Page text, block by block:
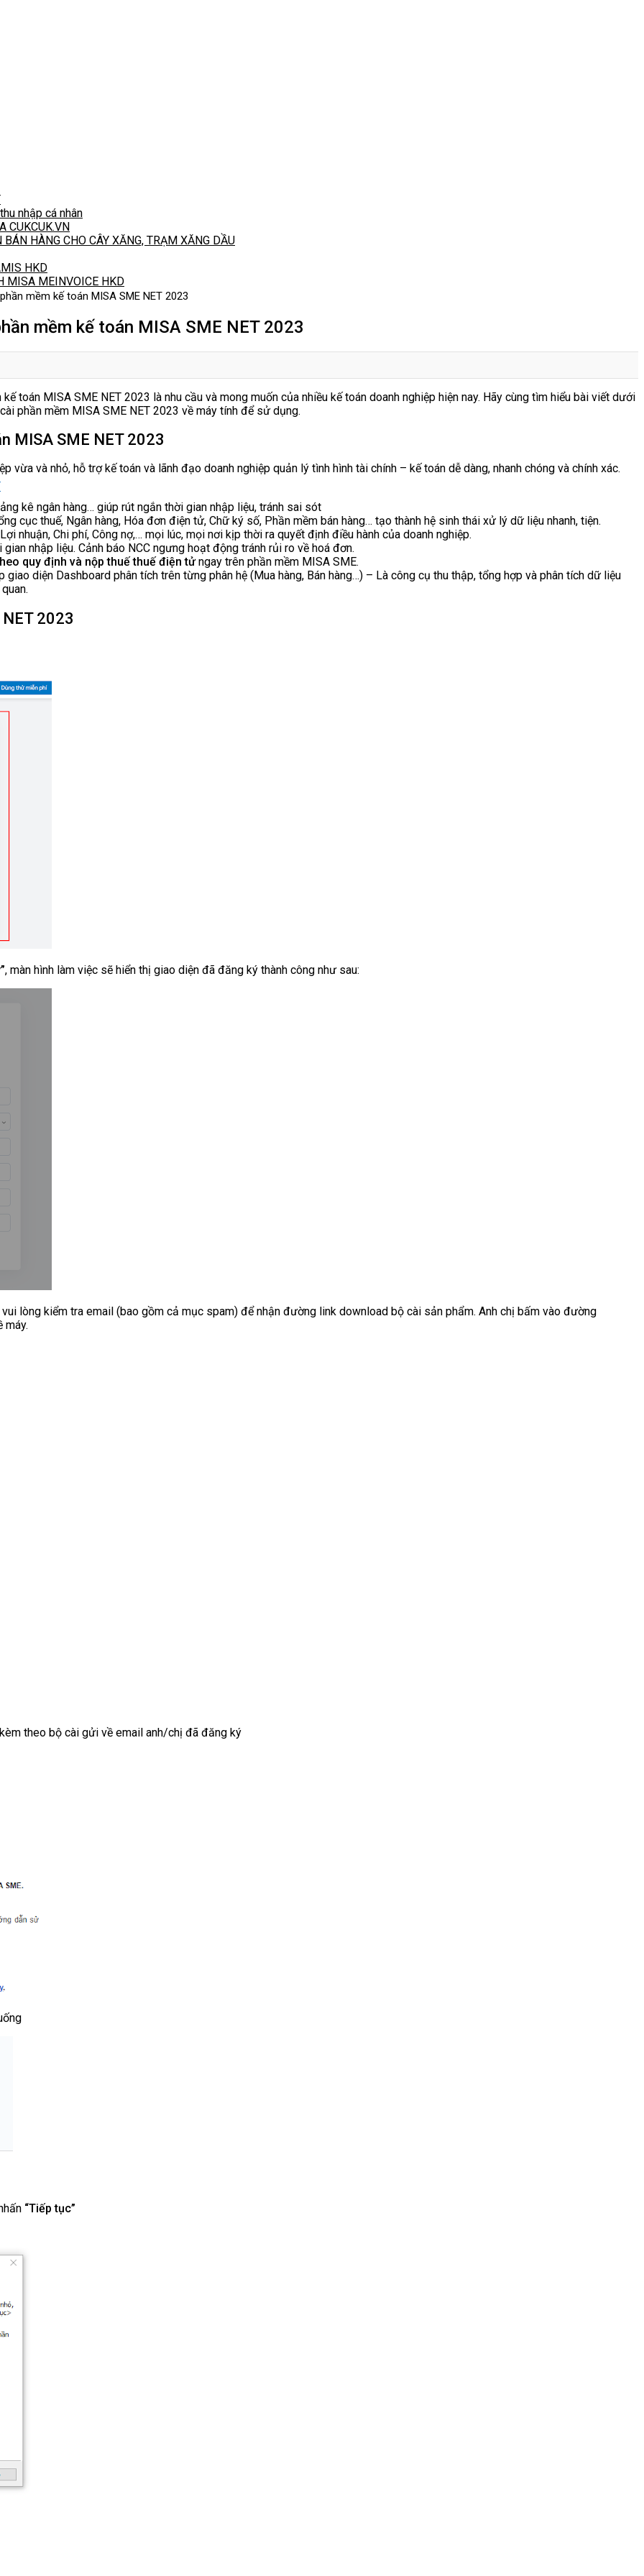
nhập cá nhân
CUKCUK.VN
HÀNG CHO CÂY XĂNG, TRẠM XĂNG DẦU
HKD
MISA MEINVOICE HKD
mềm kế toán MISA SME NET 2023
mềm kế toán MISA SME NET 2023
toán MISA SME NET 2023 là nhu cầu và mong muốn của nhiều kế toán doanh nghiệp hiện nay. Hãy cùng tìm hiểu bài viết dưới
phần mềm MISA SME NET 2023 về máy tính để sử dụng.
MISA SME NET 2023
vừa và nhỏ, hỗ trợ kế toán và lãnh đạo doanh nghiệp quản lý tình hình tài chính – kế toán dễ dàng, nhanh chóng và chính xác.
kê ngân hàng… giúp rút ngắn thời gian nhập liệu, tránh sai sót
cục thuế, Ngân hàng, Hóa đơn điện tử, Chữ ký số, Phần mềm bán hàng… tạo thành hệ sinh thái xử lý dữ liệu nhanh, tiện.
nhuận, Chi phí, Công nợ,… mọi lúc, mọi nơi kịp thời ra quyết định điều hành của doanh nghiệp.
nhập liệu. Cảnh báo NCC ngưng hoạt động tránh rủi ro về hoá đơn.
quy định và nộp thuế thuế điện tửngay trên phần mềm MISA SME.
diện Dashboard phân tích trên từng phân hệ (Mua hàng, Bán hàng…) – Là công cụ thu thập, tổng hợp và phân tích dữ liệu
2023
, màn hình làm việc sẽ hiển thị giao diện đã đăng ký thành công như sau:
lòng kiểm tra email (bao gồm cả mục spam) để nhận đường link download bộ cài sản phẩm. Anh chị bấm vào đường
máy.
theo bộ cài gửi về email anh/chị đã đăng ký
“Tiếp tục”